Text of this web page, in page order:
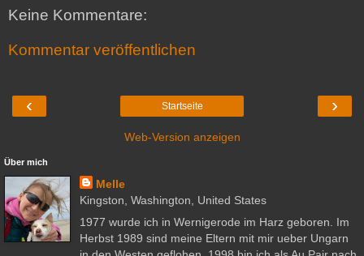
Keine Kommentare:
Kommentar veröffentlichen
‹ ›
Startseite
Web-Version anzeigen
Über mich
Melle
Kingston, Washington, United States
1977 wurde ich in Wernigerode im Harz geboren. Im
Herbst 1989 sind meine Eltern mit mir ueber Ungarn